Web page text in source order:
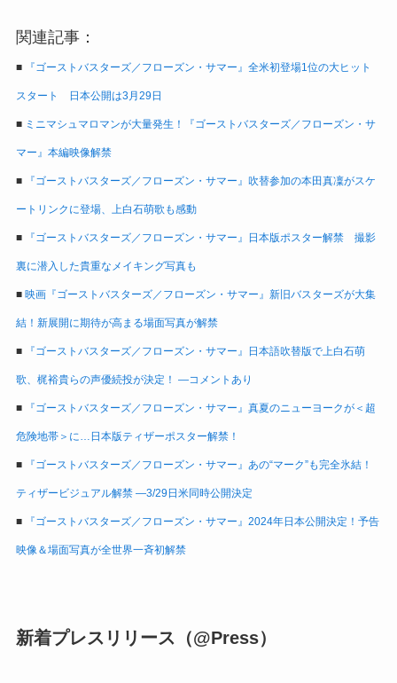
関連記事：
■ 『ゴーストバスターズ／フローズン・サマー』全米初登場1位の大ヒット
スタート 日本公開は3月29日
■ ミニマシュマロマンが大量発生！『ゴーストバスターズ／フローズン・サ
マー』本編映像解禁
■ 『ゴーストバスターズ／フローズン・サマー』吹替参加の本田真凜がスケ
ートリンクに登場、上白石萌歌も感動
■ 『ゴーストバスターズ／フローズン・サマー』日本版ポスター解禁 撮影
裏に潜入した貴重なメイキング写真も
■ 映画『ゴーストバスターズ／フローズン・サマー』新旧バスターズが大集
結！新展開に期待が高まる場面写真が解禁
■ 『ゴーストバスターズ／フローズン・サマー』日本語吹替版で上白石萌
歌、梶裕貴らの声優続投が決定！ ―コメントあり
■ 『ゴーストバスターズ／フローズン・サマー』真夏のニューヨークが＜超
危険地帯＞に…日本版ティザーポスター解禁！
■ 『ゴーストバスターズ／フローズン・サマー』あの“マーク”も完全氷結！
ティザービジュアル解禁 ―3/29日米同時公開決定
■ 『ゴーストバスターズ／フローズン・サマー』2024年日本公開決定！予告
映像＆場面写真が全世界一斉初解禁
新着プレスリリース（@Press）